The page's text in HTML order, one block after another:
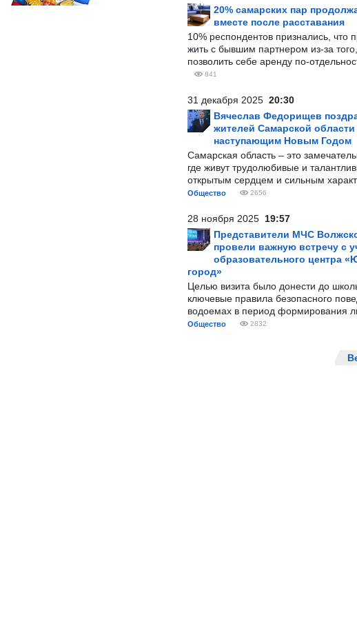
20% самарских пар
вместе после расставания
10% респондентов признались, что
жить с бывшим партнером из-за
позволить себе аренду по-
841
31 декабря 2025 20:30
Вячеслав Федорищев
жителей Самарской области
наступающим Новым Годом
Самарская область – это
где живут трудолюбивые и
открытым сердцем и сильным
Общество 2656
28 ноября 2025 19:57
Представители МЧС
провели важную встречу с
образовательного центра
город»
Целью визита было донести до
ключевые правила безопасного
водоемах в период формирования
Общество 2832